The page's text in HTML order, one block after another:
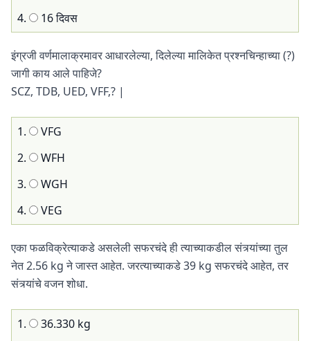
4.
16 दिवस
इंग्रजी वर्णमालाक्रमावर आधारलेल्या, दिलेल्या मालिकेत प्रश्नचिन्हाच्या (?)
जागी काय आले पाहिजे?
SCZ, TDB, UED, VFF,? |
1.
VFG
2.
WFH
3.
WGH
4.
VEG
एका फळविक्रेत्याकडे असलेली सफरचंदे ही त्याच्याकडील संत्र्यांच्या तुल
नेत 2.56 kg ने जास्त आहेत. जरत्याच्याकडे 39 kg सफरचंदे आहेत, तर
संत्र्यांचे वजन शोधा.
1.
36.330 kg